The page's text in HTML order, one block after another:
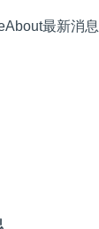
About最新消息